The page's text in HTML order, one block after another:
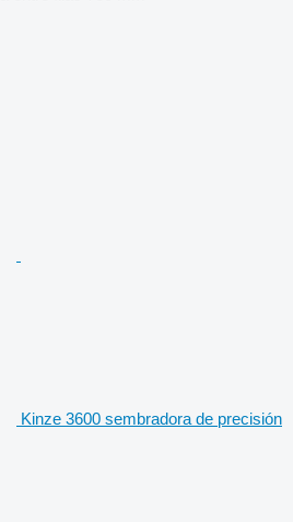
Kinze 3600 sembradora de precisión